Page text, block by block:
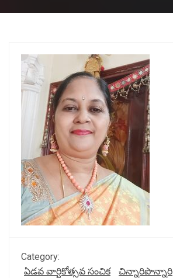
Category:
ఏడవ వార్షికోత్సవ సంచిక
చిన్నారిపొన్నారి